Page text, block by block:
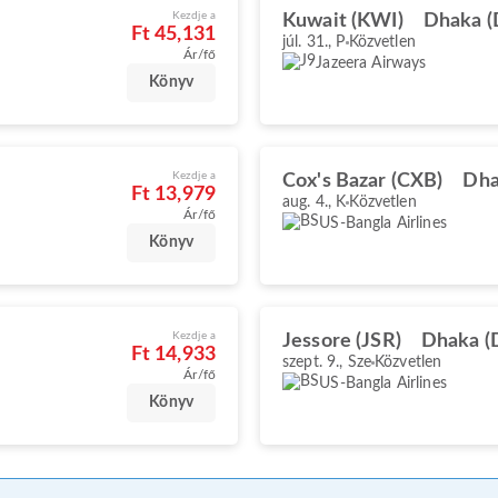
Kezdje a
Ft 45,131
Ár/fő
Könyv
Kuwait (KWI) Dhaka
júl. 31., P Közvetlen
Jazeera Airways
Kezdje a
Ft 13,979
Ár/fő
Könyv
Cox's Bazar (CXB)
aug. 4., K Közvetlen
US-Bangla Airlines
Kezdje a
Ft 14,933
Ár/fő
Könyv
Jessore (JSR) Dhaka
szept. 9., Sze Közvetlen
US-Bangla Airlines